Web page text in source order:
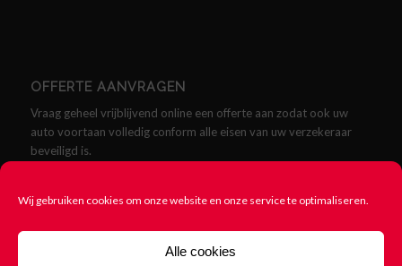
Wij gebruiken cookies om onze website en onze service te optimaliseren.
Alle cookies
OFFERTE AANVRAGEN
Vraag geheel vrijblijvend online een offerte aan zodat ook uw
auto voortaan volledig conform alle eisen van uw verzekeraar
beveiligd is.